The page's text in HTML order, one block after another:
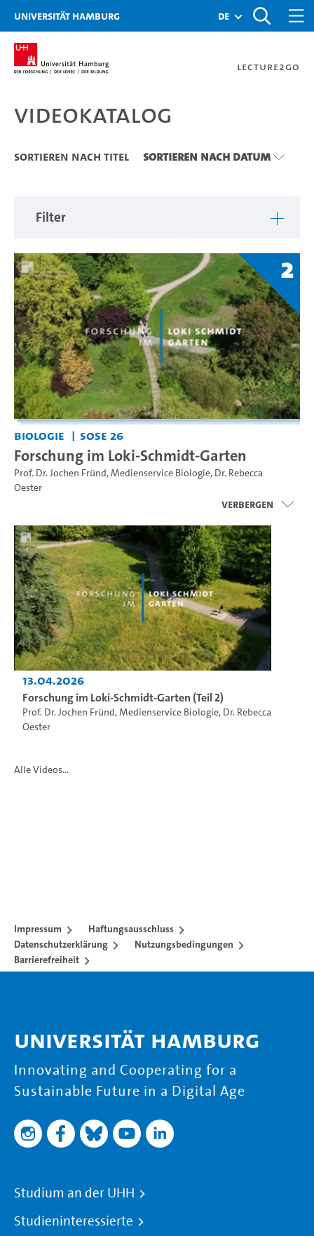
Zu den Filtern
Zur Metanavigation
Zur Hauptnavigation
Zur Suche
Zum Inhalt
Zum Seitenfuss
Universität Hamburg de
Lecture2Go
Videokatalog
Videokatalog
Sortieren nach Titel Sortieren nach Datum
Filter
2
Biologie SoSe 26
Forschung im Loki-Schmidt-Garten
Prof. Dr. Jochen Fründ,Medienservice Biologie, Dr. Rebecca
Oester
Verbergen
13.04.2026
Forschung im Loki-Schmidt-Garten (Teil 2)
Prof. Dr. Jochen Fründ,Medienservice Biologie, Dr. Rebecca
Oester
Alle Videos...
Impressum
Haftungsausschluss
Datenschutzerklärung
Nutzungsbedingungen
Barrierefreiheit
Universität Hamburg
Innovating and Cooperating for a
Sustainable Future in a Digital Age
Studium an der UHH
Studieninteressierte